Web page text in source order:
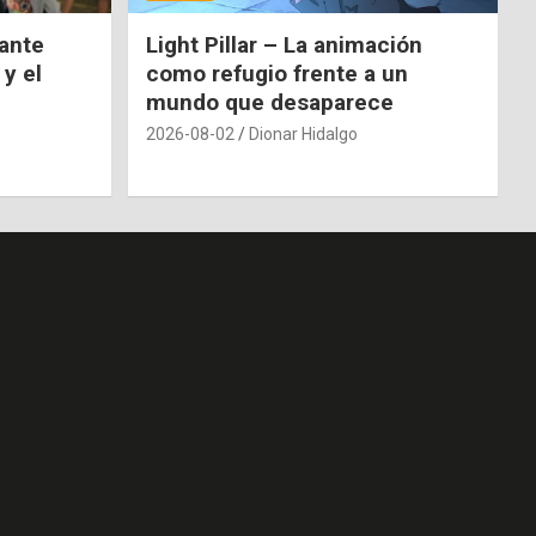
el
Light Pillar – La animación
como refugio frente a un
mundo que desaparece
2026-08-02 Dionar Hidalgo